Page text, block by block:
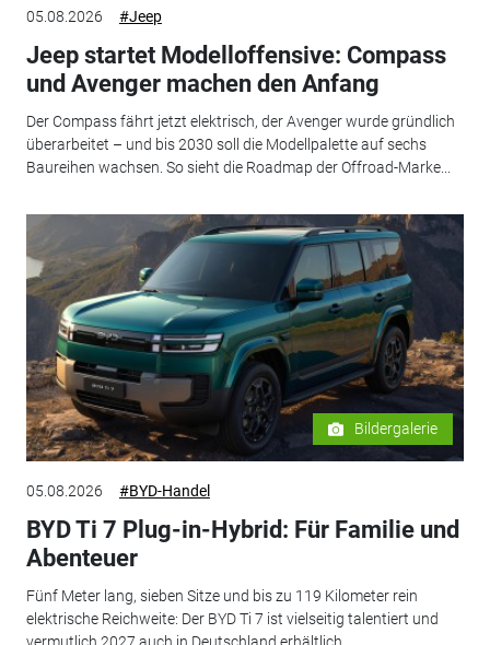
05.08.2026 #Jeep
Jeep startet Modelloffensive: Compass
und Avenger machen den Anfang
Der Compass fährt jetzt elektrisch, der Avenger wurde gründlich
überarbeitet – und bis 2030 soll die Modellpalette auf sechs
Baureihen wachsen. So sieht die Roadmap der Offroad-Marke...
Bildergalerie
05.08.2026 #BYD-Handel
BYD Ti 7 Plug-in-Hybrid: Für Familie und
Abenteuer
Fünf Meter lang, sieben Sitze und bis zu 119 Kilometer rein
elektrische Reichweite: Der BYD Ti 7 ist vielseitig talentiert und